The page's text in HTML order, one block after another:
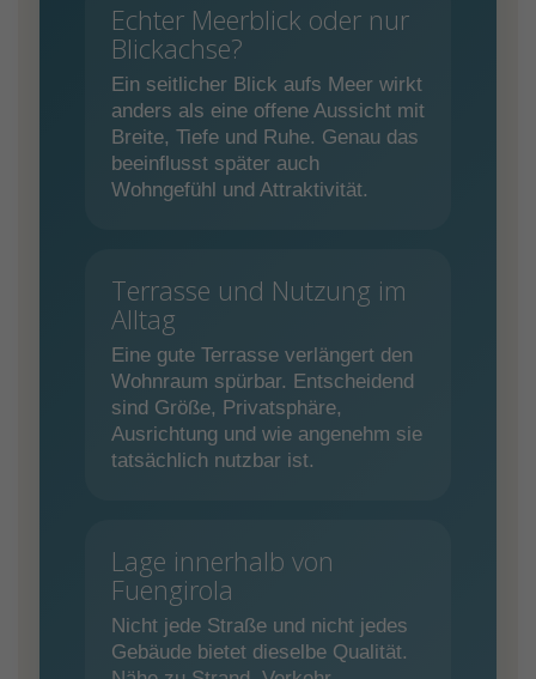
Echter Meerblick oder nur
Blickachse?
Ein seitlicher Blick aufs Meer wirkt
anders als eine offene Aussicht mit
Breite, Tiefe und Ruhe. Genau das
beeinflusst später auch
Wohngefühl und Attraktivität.
Terrasse und Nutzung im
Alltag
Eine gute Terrasse verlängert den
Wohnraum spürbar. Entscheidend
sind Größe, Privatsphäre,
Ausrichtung und wie angenehm sie
tatsächlich nutzbar ist.
Lage innerhalb von
Fuengirola
Nicht jede Straße und nicht jedes
Gebäude bietet dieselbe Qualität.